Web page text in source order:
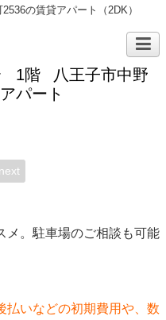
の賃貸アパート（2DK）
1階
八王子市中野
パート
next
メ。駐車場のご相談も可能
払いなどの初期費用や、数